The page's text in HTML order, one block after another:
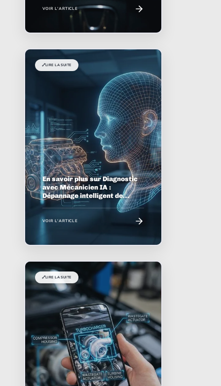
VOIR L'ARTICLE
🔗LIRE LA SUITE
En savoir plus sur Diagnostic
avec Mécanicien IA :
Dépannage intelligent de
voiture avec l'Intelligence
Artificielle
VOIR L'ARTICLE
🔗LIRE LA SUITE